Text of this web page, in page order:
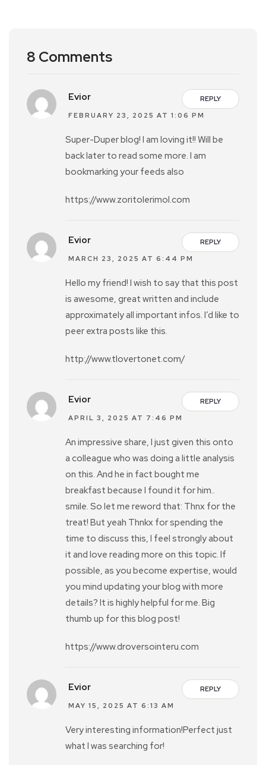
8 Comments
REPLY
Evior
FEBRUARY 23, 2025 AT 1:06 PM
Super-Duper blog! I am loving it!! Will be
back later to read some more. I am
bookmarking your feeds also
https://www.zoritolerimol.com
REPLY
Evior
MARCH 23, 2025 AT 6:44 PM
Hello my friend! I wish to say that this post
is awesome, great written and include
approximately all important infos. I’d like to
peer extra posts like this.
http://www.tlovertonet.com/
REPLY
Evior
APRIL 3, 2025 AT 7:46 PM
An impressive share, I just given this onto
a colleague who was doing a little analysis
on this. And he in fact bought me
breakfast because I found it for him..
smile. So let me reword that: Thnx for the
treat! But yeah Thnkx for spending the
time to discuss this, I feel strongly about
it and love reading more on this topic. If
possible, as you become expertise, would
you mind updating your blog with more
details? It is highly helpful for me. Big
thumb up for this blog post!
https://www.droversointeru.com
REPLY
Evior
MAY 15, 2025 AT 6:13 AM
Very interesting information!Perfect just
what I was searching for!